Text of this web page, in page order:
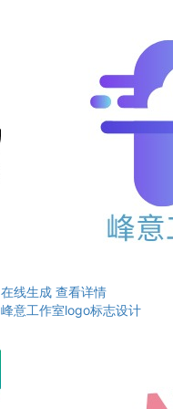
在线生成 查看详情
峰意工作室logo标志设计